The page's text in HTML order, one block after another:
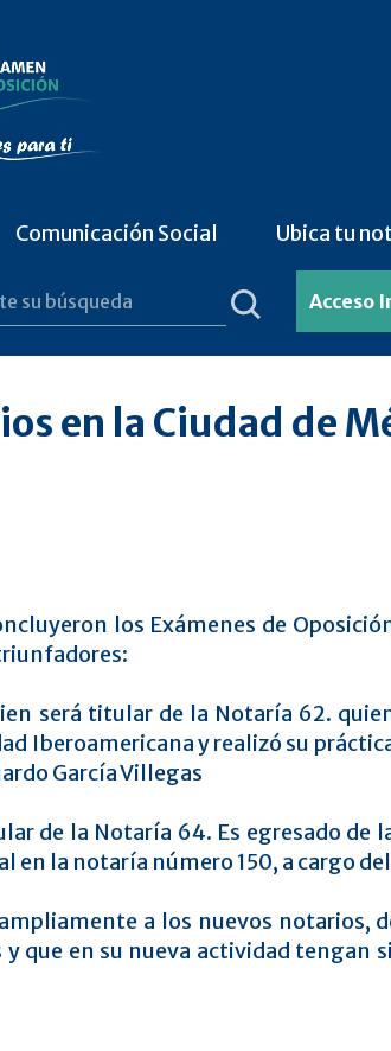
Comunicación Social Ubica tu
Acceso
en la Ciudad de
los Exámenes de
será titular de la Notaría 62.
Iberoamericana y realizó su
García Villegas
de la Notaría 64. Es egresado de
la notaría número 150, a cargo del
a los nuevos notarios,
que en su nueva actividad tengan